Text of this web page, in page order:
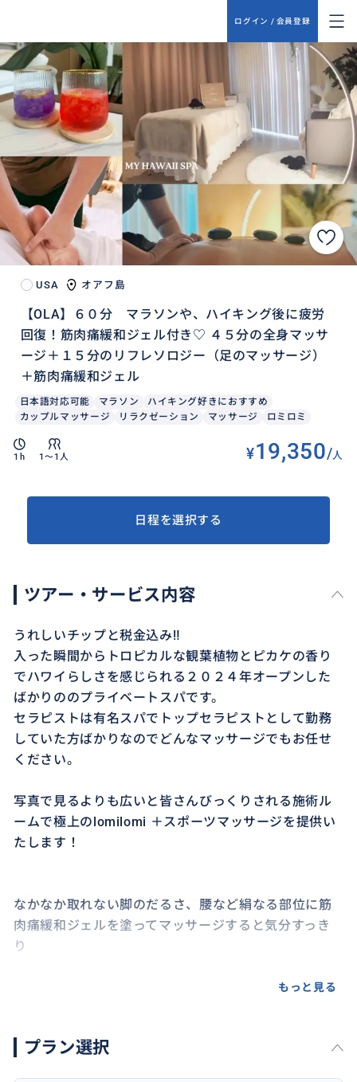
ログイン / 会員登録
USA オアフ島
【OLA】６０分 マラソンや、ハイキング後に疲労
回復！筋肉痛緩和ジェル付き♡ ４５分の全身マッサ
ージ＋１５分のリフレソロジー（足のマッサージ）
＋筋肉痛緩和ジェル
日本語対応可能 マラソン
ハイキング好きにおすすめ
カップルマッサージ
リラクゼーション マッサージ ロミロミ
1h 1〜1人 ¥19,350/人
日程を選択する
ツアー・サービス内容
うれしいチップと税金込み‼
入った瞬間からトロピカルな観葉植物とピカケの香り
でハワイらしさを感じられる２０２４年オープンした
ばかりののプライベートスパです。
セラピストは有名スパでトップセラピストとして勤務
していた方ばかりなのでどんなマッサージでもお任せ
ください。
写真で見るよりも広いと皆さんびっくりされる施術ル
ームで極上のlomilomi ＋スポーツマッサージを提供い
たします！
なかなか取れない脚のだるさ、腰など絹なる部位に筋
肉痛緩和ジェルを塗ってマッサージすると気分すっき
り
施術後は日替わりのデトックスティーをどうぞ。
【スパインフォメーション】
もっと見る
プラン選択